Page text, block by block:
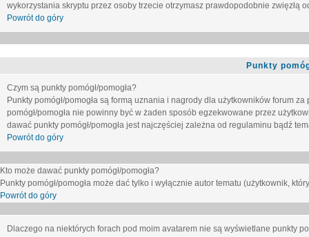
wykorzystania skryptu przez osoby trzecie otrzymasz prawdopodobnie zwięzłą
Powrót do góry
Punkty
Czym są punkty pomógł/pomogła?
Punkty pomógł/pomogła są formą uznania i nagrody dla użytkowników forum
pomógł/pomogła nie powinny być w żaden sposób egzekwowane przez
dawać punkty pomógł/pomogła jest najczęściej zależna od regulaminu bądź
Powrót do góry
Kto może dawać punkty pomógł/pomogła?
Punkty pomógł/pomogła może dać tylko i wyłącznie autor tematu (użytkownik,
Powrót do góry
Dlaczego na niektórych forach pod moim avatarem nie są wyświetlane punkty